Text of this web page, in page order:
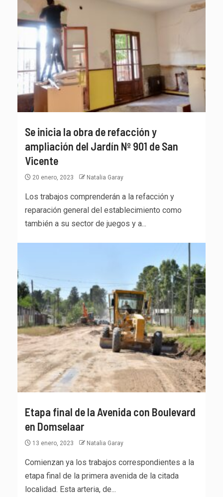
Se inicia la obra de refacción y
ampliación del Jardín Nº 901 de San
Vicente
20 enero, 2023 Natalia Garay
Los trabajos comprenderán a la refacción y
reparación general del establecimiento como
también a su sector de juegos y a...
Etapa final de la Avenida con Boulevard
en Domselaar
13 enero, 2023 Natalia Garay
Comienzan ya los trabajos correspondientes a la
etapa final de la primera avenida de la citada
localidad. Esta arteria, de...